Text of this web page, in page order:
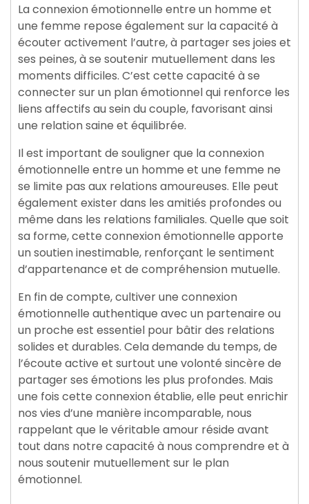
La connexion émotionnelle entre un homme et
une femme repose également sur la capacité à
écouter activement l’autre, à partager ses joies et
ses peines, à se soutenir mutuellement dans les
moments difficiles. C’est cette capacité à se
connecter sur un plan émotionnel qui renforce les
liens affectifs au sein du couple, favorisant ainsi
une relation saine et équilibrée.
Il est important de souligner que la connexion
émotionnelle entre un homme et une femme ne
se limite pas aux relations amoureuses. Elle peut
également exister dans les amitiés profondes ou
même dans les relations familiales. Quelle que soit
sa forme, cette connexion émotionnelle apporte
un soutien inestimable, renforçant le sentiment
d’appartenance et de compréhension mutuelle.
En fin de compte, cultiver une connexion
émotionnelle authentique avec un partenaire ou
un proche est essentiel pour bâtir des relations
solides et durables. Cela demande du temps, de
l’écoute active et surtout une volonté sincère de
partager ses émotions les plus profondes. Mais
une fois cette connexion établie, elle peut enrichir
nos vies d’une manière incomparable, nous
rappelant que le véritable amour réside avant
tout dans notre capacité à nous comprendre et à
nous soutenir mutuellement sur le plan
émotionnel.